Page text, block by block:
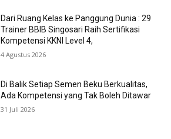
Dari Ruang Kelas ke Panggung Dunia : 29
Trainer BBIB Singosari Raih Sertifikasi
Kompetensi KKNI Level 4,
4 Agustus 2026
Di Balik Setiap Semen Beku Berkualitas,
Ada Kompetensi yang Tak Boleh Ditawar
31 Juli 2026